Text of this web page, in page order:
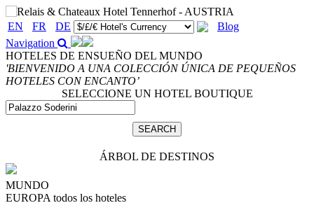
EN FR DE
Blog
Navigation
HOTELES DE ENSUEÑO DEL MUNDO
'BIENVENIDO A UNA COLECCIÓN ÚNICA DE PEQUEÑOS
HOTELES CON ENCANTO’
SELECCIONE UN HOTEL BOUTIQUE
ÁRBOL DE DESTINOS
MUNDO
EUROPA todos los hoteles